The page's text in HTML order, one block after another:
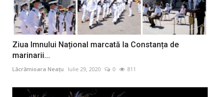
Ziua Imnului Național marcată la Constanța de
marinarii...
Lăcrămioara Neațu Iulie 29, 2020 0 811